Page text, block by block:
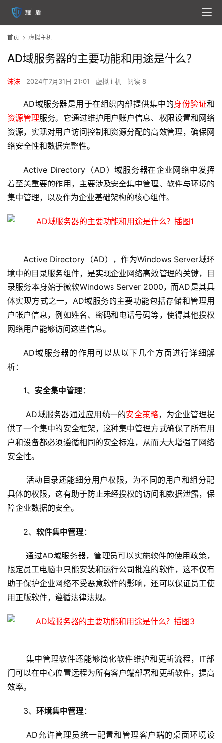
首页 虚拟主机
AD域服务器的主要功能和用途是什么？
沫沫 2024年7月31日 21:01 虚拟主机 阅读 8
AD域服务器是用于在组织内部提供集中的身份验证和
资源管理服务。它通过维护用户账户信息、权限设置和网络
资源，实现对用户访问控制和资源分配的高效管理，确保网
络安全性和数据完整性。
Active Directory（AD）域服务器在企业网络中发挥
着至关重要的作用，主要涉及安全集中管理、软件与环境的
集中管理，以及作为企业基础架构的核心组件。
Active Directory（AD），作为Windows Server域环
境中的目录服务组件，是实现企业网络高效管理的关键，目
录服务本身始于微软Windows Server 2000，而AD是其具
体实现方式之一，AD域服务的主要功能包括存储和管理用
户帐户信息，例如姓名、密码和电话号码等，使得其他授权
网络用户能够访问这些信息。
AD域服务器的作用可以从以下几个方面进行详细解
析：
1、 安全集中管理 ：
AD域服务器通过应用统一的安全策略，为企业管理提
供了一个集中的安全框架，这种集中管理方式确保了所有用
户和设备都必须遵循相同的安全标准，从而大大增强了网络
安全性。
具体的权限，这有助于防止未经授权的访问和数据泄露，保
障企业数据的安全。
2、 软件集中管理 ：
通过AD域服务器，管理员可以实施软件的使用政策，
限定员工电脑中只能安装和运行公司批准的软件，这不仅有
助于保护企业网络不受恶意软件的影响，还可以保证员工使
用正版软件，遵循法律法规。
门可以在中心位置远程为所有客户端部署和更新软件，提高
效率。
3、 环境集中管理 ：